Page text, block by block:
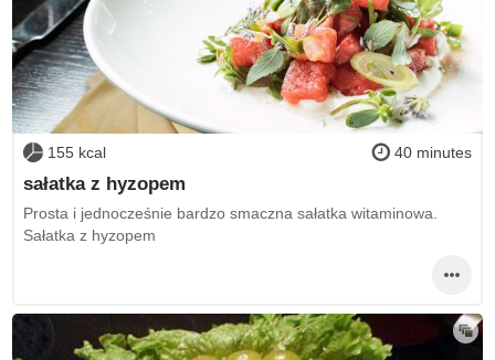
155 kcal 40 minutes
sałatka z hyzopem
Prosta i jednocześnie bardzo smaczna sałatka witaminowa.
Sałatka z hyzopem